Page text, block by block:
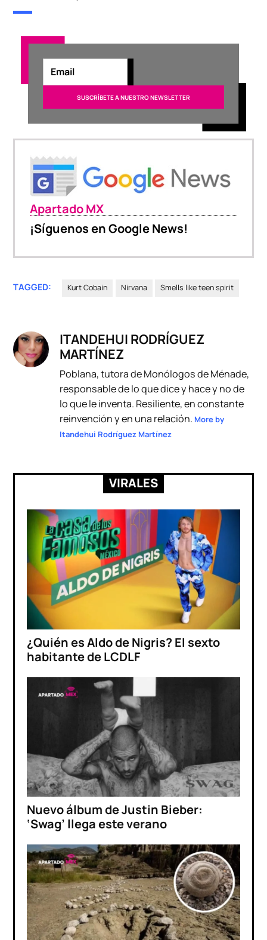
Apartado MX
¡Síguenos en Google News!
TAGGED: Kurt Cobain Nirvana Smells like teen spirit
ITANDEHUI RODRÍGUEZ
MARTÍNEZ
Poblana, tutora de Monólogos de Ménade,
responsable de lo que dice y hace y no de
lo que le inventa. Resiliente, en constante
reinvención y en una relación. More by
Itandehui Rodríguez Martínez
VIRALES
¿Quién es Aldo de Nigris? El sexto
habitante de LCDLF
Nuevo álbum de Justin Bieber:
‘Swag’ llega este verano